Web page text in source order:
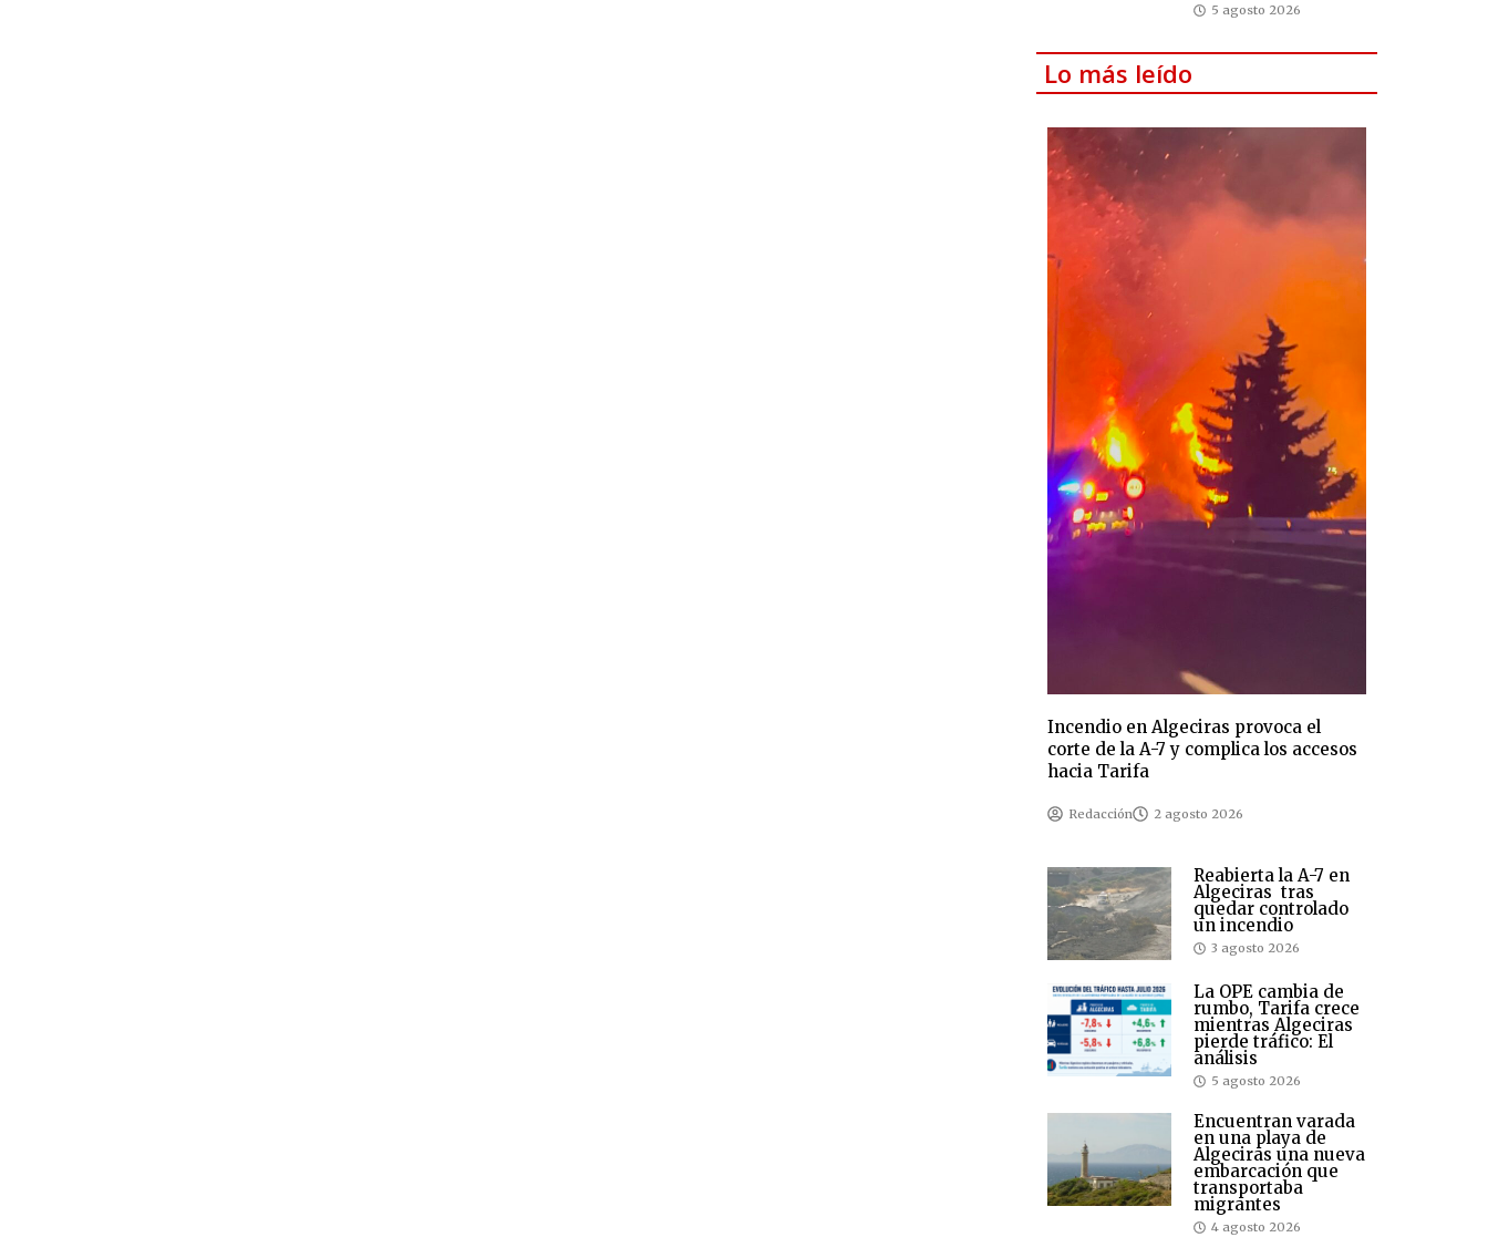
5 agosto 2026
Lo más leído
Incendio en Algeciras provoca el
corte de la A-7 y complica los accesos
hacia Tarifa
Redacción 2 agosto 2026
Reabierta la A-7 en
Algeciras tras
quedar controlado
un incendio
3 agosto 2026
La OPE cambia de
rumbo, Tarifa crece
mientras Algeciras
pierde tráfico: El
análisis
5 agosto 2026
Encuentran varada
en una playa de
Algeciras una nueva
embarcación que
transportaba
migrantes
4 agosto 2026